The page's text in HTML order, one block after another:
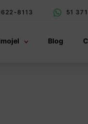
8113 51
Blog